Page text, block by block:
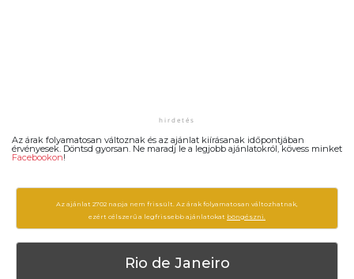
Az árak folyamatosan változnak és az ajánlat kiírásanak időpontjában
érvényesek. Döntsd gyorsan. Ne maradj le a legjobb ajánlatokról, kövess minket
Facebookon!
Az ajánlat 2702 napja nem frissült. Az árak folyamatosan változhatnak,
ezért célszerű a legfrissebb ajánlatokat böngészni.
Rio de Janeiro